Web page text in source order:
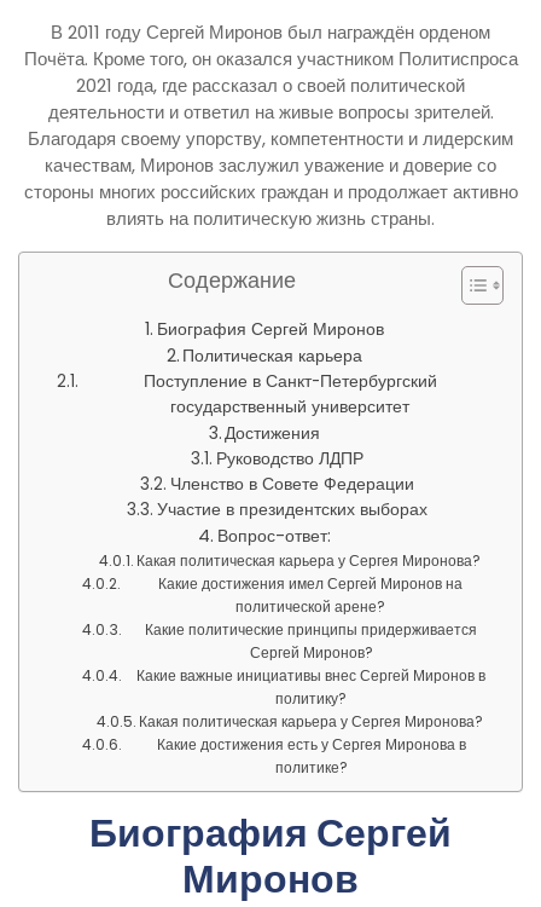
В 2011 году Сергей Миронов был награждён орденом
Почёта. Кроме того, он оказался участником Политиспроса
2021 года, где рассказал о своей политической
деятельности и ответил на живые вопросы зрителей.
Благодаря своему упорству, компетентности и лидерским
качествам, Миронов заслужил уважение и доверие со
стороны многих российских граждан и продолжает активно
влиять на политическую жизнь страны.
Содержание
Биография Сергей Миронов
Политическая карьера
Поступление в Санкт-Петербургский
государственный университет
Достижения
Руководство ЛДПР
Членство в Совете Федерации
Участие в президентских выборах
Вопрос-ответ:
Какая политическая карьера у Сергея Миронова?
Какие достижения имел Сергей Миронов на
политической арене?
Какие политические принципы придерживается
Сергей Миронов?
Какие важные инициативы внес Сергей Миронов в
политику?
Какая политическая карьера у Сергея Миронова?
Какие достижения есть у Сергея Миронова в
политике?
Биография Сергей
Миронов